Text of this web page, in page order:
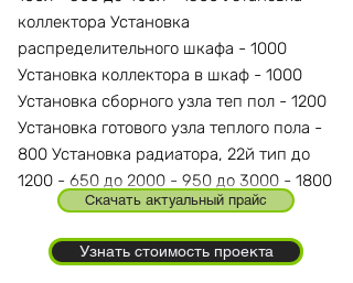
коллектора Установка
распределительного шкафа - 1000
Установка коллектора в шкаф - 1000
Установка сборного узла теп пол - 1200
Установка готового узла теплого пола -
800 Установка радиатора, 22й тип до
1200 - 650 до 2000 - 950 до 3000 - 1800
Скачать актуальный прайс
Узнать стоимость проекта